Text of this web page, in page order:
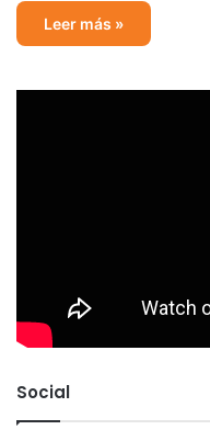
Leer más »
Social